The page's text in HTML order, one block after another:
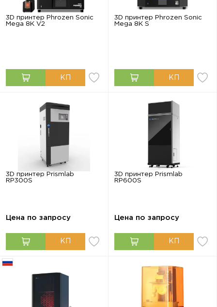
3D принтер Phrozen Sonic
Mega 8K V2
3D принтер Phrozen Sonic
Mega 8K S
3D принтер Prismlab
RP300S
Цена по запросу
3D принтер Prismlab
RP600S
Цена по запросу